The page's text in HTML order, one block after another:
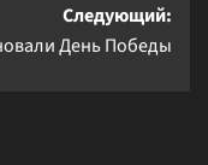
Следующий:
День Победы